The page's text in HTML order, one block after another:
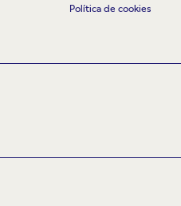
Política de cookies